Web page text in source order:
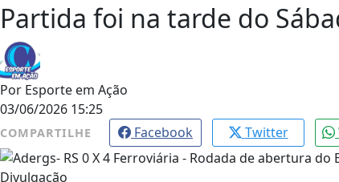
Partida foi na tarde do
Por Esporte em Ação
03/06/2026 15:25
COMPARTILHE Facebook Twitter
Divulgação